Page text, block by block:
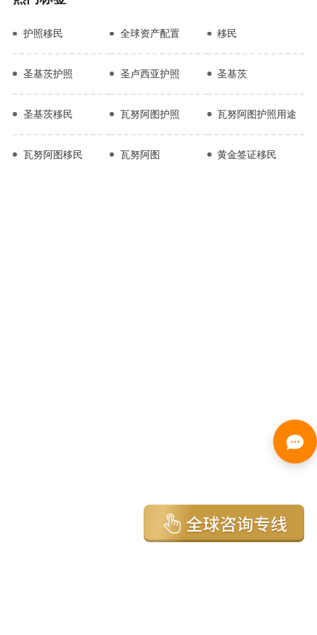
护照移民 全球资产配置 移民
圣基茨护照 圣卢西亚护照 圣基茨
圣基茨移民 瓦努阿图护照 瓦努阿图护照用途
瓦努阿图移民 瓦努阿图 黄金签证移民